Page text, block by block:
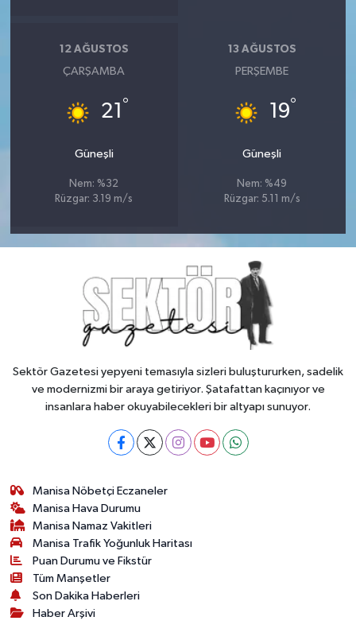
12 AĞUSTOS
ÇARŞAMBA
21 °
Güneşli
Nem: %32
Rüzgar: 3.19 m/s
13 AĞUSTOS
PERŞEMBE
19°
Güneşli
Nem: %49
Rüzgar: 5.11 m/s
Sektör Gazetesi yepyeni temasıyla sizleri buluştururken, sadelik
ve modernizmi bir araya getiriyor. Şatafattan kaçınıyor ve
insanlara haber okuyabilecekleri bir altyapı sunuyor.
Manisa Nöbetçi Eczaneler
Manisa Hava Durumu
Manisa Namaz Vakitleri
Manisa Trafik Yoğunluk Haritası
Puan Durumu ve Fikstür
Tüm Manşetler
Son Dakika Haberleri
Haber Arşivi